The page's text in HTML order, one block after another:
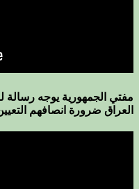
مفتي الجمهورية يوجه رسالة
العراق ضرورة انصافهم